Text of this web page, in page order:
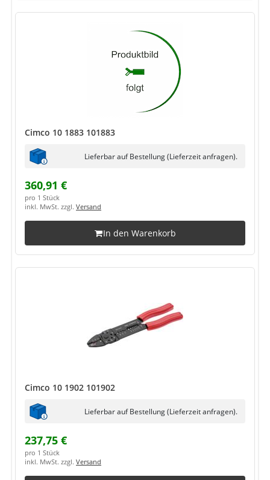
Cimco 10 1883 101883
Lieferbar auf Bestellung (Lieferzeit anfragen).
360,91 €
pro 1 Stück
inkl. MwSt. zzgl. Versand
In den Warenkorb
Cimco 10 1902 101902
Lieferbar auf Bestellung (Lieferzeit anfragen).
237,75 €
pro 1 Stück
inkl. MwSt. zzgl. Versand